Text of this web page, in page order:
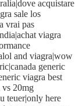
acquistare
sale los
vrai pas
viagra
and viagra|wow
generic
viagra best
vs 20mg
teuer|only here